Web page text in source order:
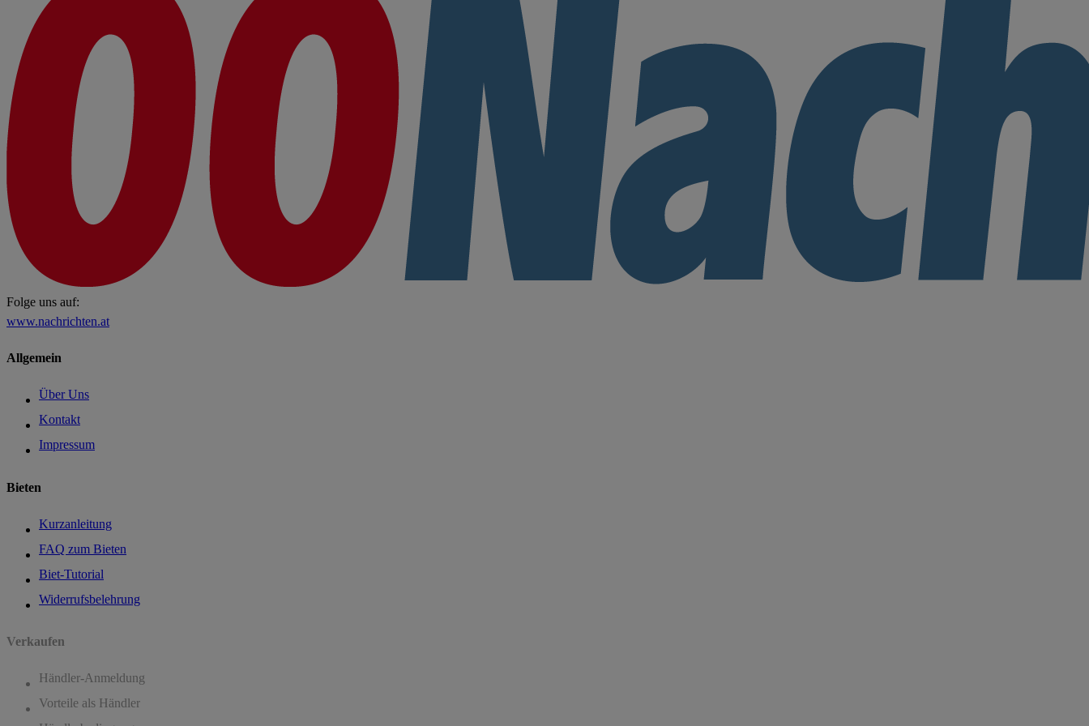
Folge uns auf:
www.nachrichten.at
Allgemein
Über Uns
Kontakt
Impressum
Bieten
Kurzanleitung
FAQ zum Bieten
Biet-Tutorial
Widerrufsbelehrung
Verkaufen
Händler-Anmeldung
Vorteile als Händler